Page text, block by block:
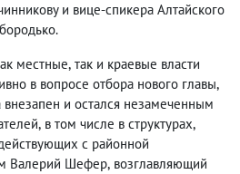
и вице-спикера Алтайского
местные, так и краевые власти
в вопросе отбора нового главы,
и остался незамеченным
, в том числе в структурах,
с районной
Валерий Шефер, возглавляющий